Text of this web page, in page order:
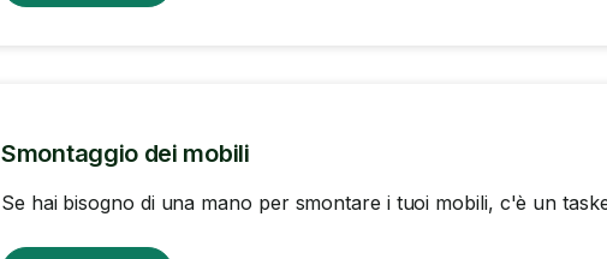
Smontaggio dei mobili
Se hai bisogno di una mano per smontare i tuoi mobili, c'è un